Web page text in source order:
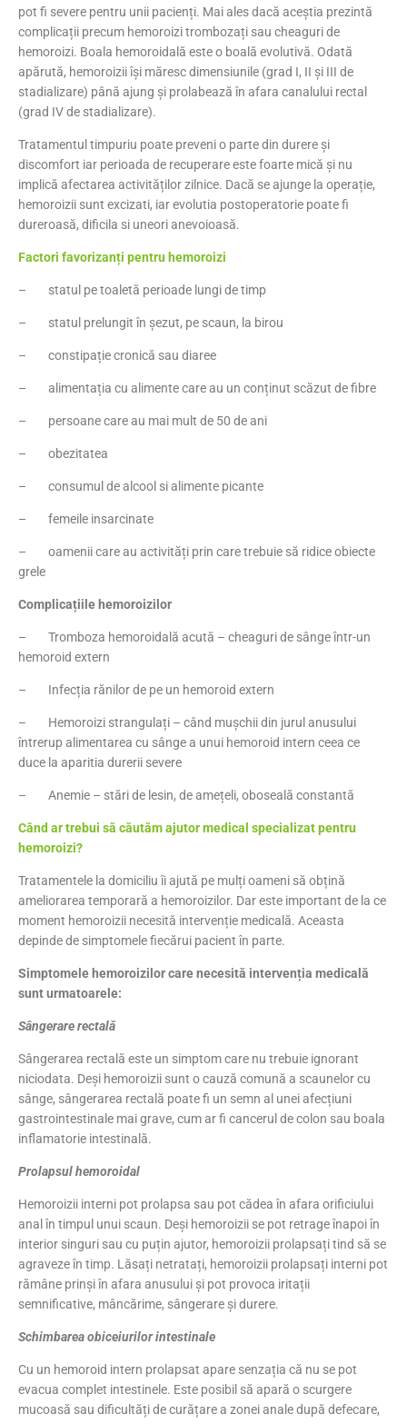
pot fi severe pentru unii pacienți. Mai ales dacă aceștia prezintă
complicații precum hemoroizi trombozați sau cheaguri de
hemoroizi. Boala hemoroidală este o boală evolutivă. Odată
apărută, hemoroizii își măresc dimensiunile (grad I, II și III de
stadializare) până ajung și prolabează în afara canalului rectal
(grad IV de stadializare).
Tratamentul timpuriu poate preveni o parte din durere și
discomfort iar perioada de recuperare este foarte mică și nu
implică afectarea activităților zilnice. Dacă se ajunge la operație,
hemoroizii sunt excizati, iar evolutia postoperatorie poate fi
dureroasă, dificila si uneori anevoioasă.
Factori favorizanți pentru hemoroizi
– statul pe toaletă perioade lungi de timp
– statul prelungit în șezut, pe scaun, la birou
– constipație cronică sau diaree
– alimentația cu alimente care au un conținut scăzut de fibre
– persoane care au mai mult de 50 de ani
– obezitatea
– consumul de alcool si alimente picante
– femeile insarcinate
– oamenii care au activități prin care trebuie să ridice obiecte
grele
Complicațiile hemoroizilor
– Tromboza hemoroidală acută – cheaguri de sânge într-un
hemoroid extern
– Infecția rănilor de pe un hemoroid extern
– Hemoroizi strangulați – când mușchii din jurul anusului
întrerup alimentarea cu sânge a unui hemoroid intern ceea ce
duce la aparitia durerii severe
– Anemie – stări de lesin, de amețeli, oboseală constantă
Când ar trebui să căutăm ajutor medical specializat pentru
hemoroizi?
Tratamentele la domiciliu îi ajută pe mulți oameni să obțină
ameliorarea temporară a hemoroizilor. Dar este important de la ce
moment hemoroizii necesită intervenție medicală. Aceasta
depinde de simptomele fiecărui pacient în parte.
Simptomele hemoroizilor care necesită intervenția medicală
sunt urmatoarele:
Sângerare rectală
Sângerarea rectală este un simptom care nu trebuie ignorant
niciodata. Deși hemoroizii sunt o cauză comună a scaunelor cu
sânge, sângerarea rectală poate fi un semn al unei afecțiuni
gastrointestinale mai grave, cum ar fi cancerul de colon sau boala
inflamatorie intestinală.
Prolapsul hemoroidal
Hemoroizii interni pot prolapsa sau pot cădea în afara orificiului
anal în timpul unui scaun. Deși hemoroizii se pot retrage înapoi în
interior singuri sau cu puțin ajutor, hemoroizii prolapsați tind să se
agraveze în timp. Lăsați netratați, hemoroizii prolapsați interni pot
rămâne prinși în afara anusului și pot provoca iritații
semnificative, mâncărime, sângerare și durere.
Schimbarea obiceiurilor intestinale
Cu un hemoroid intern prolapsat apare senzația că nu se pot
evacua complet intestinele. Este posibil să apară o scurgere
mucoasă sau dificultăți de curățare a zonei anale după defecare,